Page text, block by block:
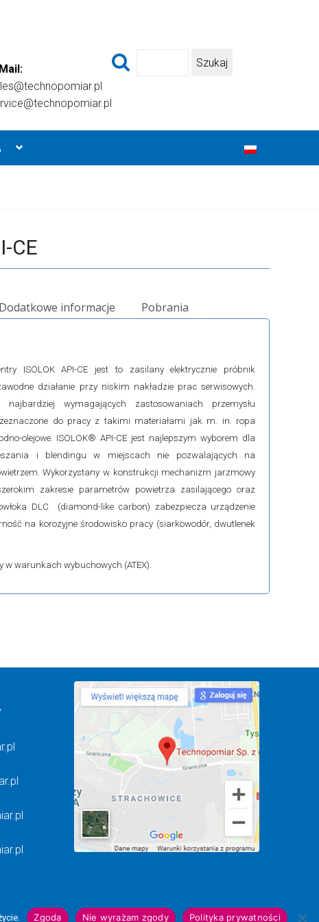
CE
Dodatkowe informacje Pobrania
ISOLOK API-CE jest to zasilany elektrycznie próbnik
działanie przy niskim nakładzie prac serwisowych.
wymagających zastosowaniach przemysłu
do pracy z takimi materiałami jak m. in. ropa
olejowe. ISOLOK® API-CE jest najlepszym wyborem dla
i blendingu w miejscach nie pozwalających na
Wykorzystany w konstrukcji mechanizm jarzmowy
zakresie parametrów powietrza zasilającego oraz
DLC (diamond-like carbon) zabezpiecza urządzenie
na korozyjne środowisko pracy (siarkowodór, dwutlenek
w warunkach wybuchowych (ATEX).
Zgoda Nie wyrażam zgody Polityka prywatności